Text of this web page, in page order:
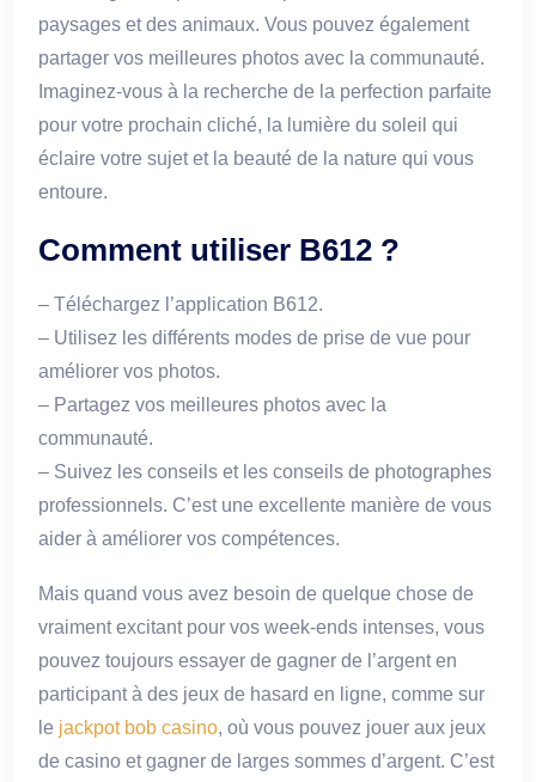
paysages et des animaux. Vous pouvez également
partager vos meilleures photos avec la communauté.
Imaginez-vous à la recherche de la perfection parfaite
pour votre prochain cliché, la lumière du soleil qui
éclaire votre sujet et la beauté de la nature qui vous
entoure.
Comment utiliser B612 ?
– Téléchargez l’application B612.
– Utilisez les différents modes de prise de vue pour
améliorer vos photos.
– Partagez vos meilleures photos avec la
communauté.
– Suivez les conseils et les conseils de photographes
professionnels. C’est une excellente manière de vous
aider à améliorer vos compétences.
Mais quand vous avez besoin de quelque chose de
vraiment excitant pour vos week-ends intenses, vous
pouvez toujours essayer de gagner de l’argent en
participant à des jeux de hasard en ligne, comme sur
le jackpot bob casino, où vous pouvez jouer aux jeux
de casino et gagner de larges sommes d’argent. C’est